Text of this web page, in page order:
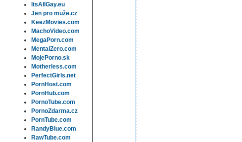
ItsAllGay.eu
Jen pro muže.cz
KeezMovies.com
MachoVideo.com
MegaPorn.com
MentalZero.com
MojePorno.sk
Motherless.com
PerfectGirls.net
PornHost.com
PornHub.com
PornoTube.com
PornoZdarma.cz
PornTube.com
RandyBlue.com
RawTube.com